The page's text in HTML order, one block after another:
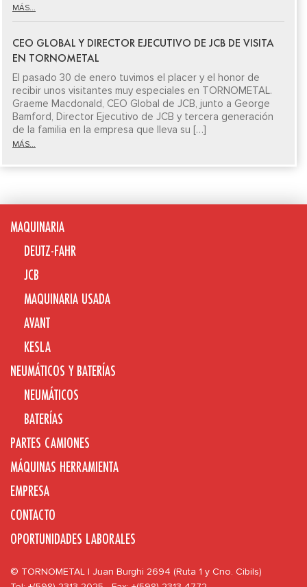
MÁS...
CEO GLOBAL Y DIRECTOR EJECUTIVO DE JCB DE VISITA
EN TORNOMETAL
El pasado 30 de enero tuvimos el placer y el honor de
recibir unos visitantes muy especiales en TORNOMETAL.
Graeme Macdonald, CEO Global de JCB, junto a George
Bamford, Director Ejecutivo de JCB y tercera generación
de la familia en la empresa que lleva su […]
MÁS...
MAQUINARIA
DEUTZ-FAHR
JCB
MAQUINARIA USADA
AVANT
KESLA
NEUMÁTICOS Y BATERÍAS
NEUMÁTICOS
BATERÍAS
PARTES CAMIONES
MÁQUINAS HERRAMIENTA
EMPRESA
CONTACTO
OPORTUNIDADES LABORALES
© TORNOMETAL | Juan Burghi 2694 (Ruta 1 y Cno. Cibils)